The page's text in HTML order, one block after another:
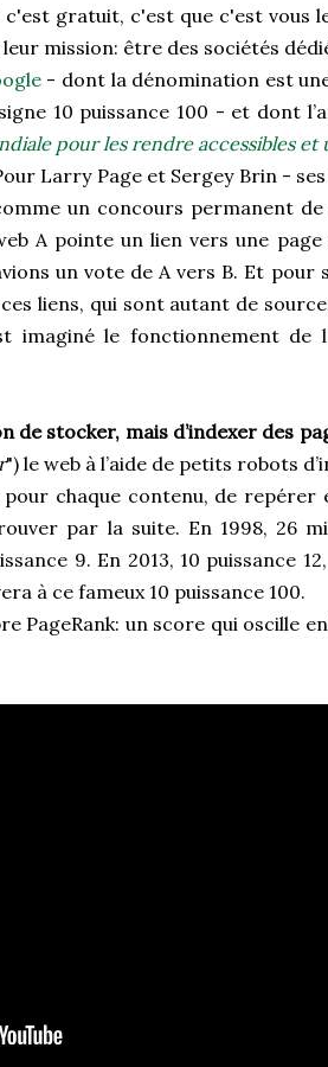
c'est gratuit, c'est que c'est vous
mission: être des sociétés
- dont la dénomination est
10 puissance 100 - et dont
pour les rendre accessibles et
Larry Page et Sergey Brin -
un concours permanent
A pointe un lien vers une page
un vote de A vers B. Et pour
liens, qui sont autant de
imaginé le fonctionnement de
de stocker, mais d’indexer des
") le web à l’aide de petits robots
chaque contenu, de
par la suite. En 1998, 26
9. En 2013, 10 puissance
à ce fameux 10 puissance 100.
PageRank: un score qui oscille